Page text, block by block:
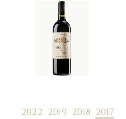
2022 2019 2018 2017